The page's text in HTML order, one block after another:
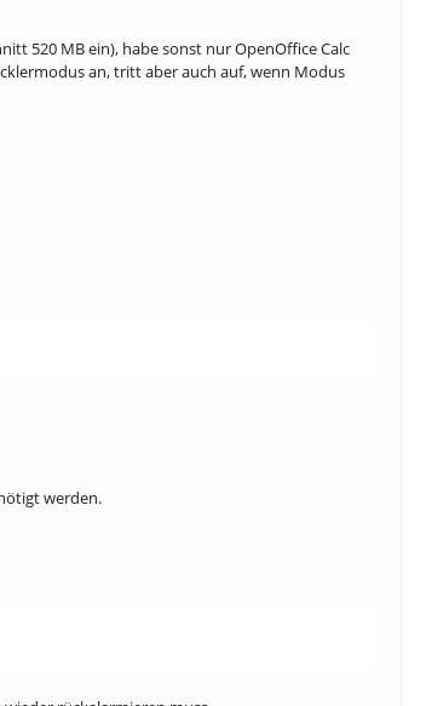
520 MB ein), habe sonst nur OpenOffice Calc
an, tritt aber auch auf, wenn Modus
werden.